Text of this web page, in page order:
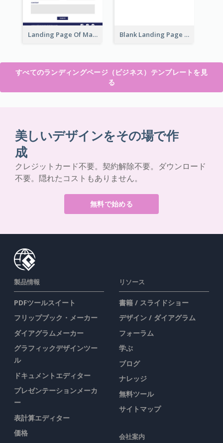
Landing Page Of Marketing Company Blank Landing Page
すべてのランディングページ（ビジネス）テンプレートを見
る
美しいデザインをその場で作
成
クレジットカード不要。契約解除不要。ダウンロード
不要。隠れたコストもありません。
無料で始める
製品情報
PDFツールスイート
フリップブック・メーカー
ダイアグラムメーカー
グラフィックデザインツー
ル
ドキュメントエディター
プレゼンテーションメーカ
ー
表計算エディター
価格
リソース
書籍 / スライドショー
デザイン / ダイアグラム
フォーラム
学ぶ
ブログ
ナレッジ
無料ツール
サイトマップ
会社案内